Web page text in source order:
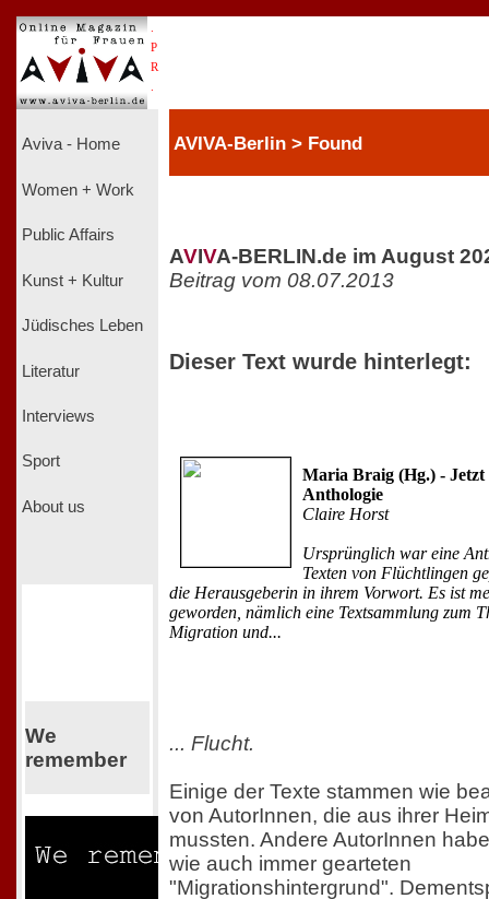
P
R
Aviva - Home
Women + Work
Public Affairs
Kunst + Kultur
Jüdisches Leben
Literatur
Interviews
Sport
About us
We
remember
AVIVA-Berlin > Found
AVIVA-BERLIN.de im August
Beitrag vom 08.07.2013
Dieser Text wurde hinterlegt:
Maria Braig (Hg.) - Jetzt
Anthologie
Claire Horst
Ursprünglich war eine
Texten von Flüchtlingen
die Herausgeberin in ihrem Vorwort. Es ist
geworden, nämlich eine Textsammlung zum
Migration und...
... Flucht.
Einige der Texte stammen wie
von AutorInnen, die aus ihrer
mussten. Andere AutorInnen
wie auch immer gearteten
"Migrationshintergrund".